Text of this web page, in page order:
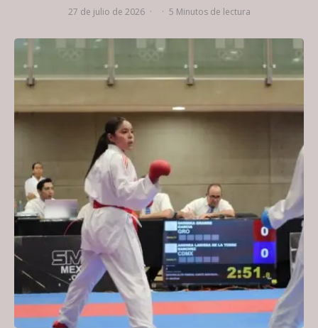
27 de julio de 2026 · · 5 Minutos de lectura